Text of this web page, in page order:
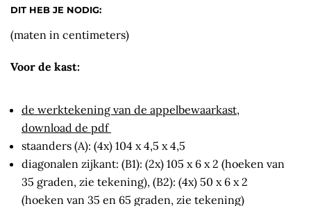
DIT HEB JE NODIG:
(maten in centimeters)
Voor de kast:
de werktekening van de appelbewaarkast,
download de pdf
staanders (A): (4x) 104 x 4,5 x 4,5
diagonalen zijkant: (B1): (2x) 105 x 6 x 2 (hoeken van
35 graden, zie tekening), (B2): (4x) 50 x 6 x 2
(hoeken van 35 en 65 graden, zie tekening)